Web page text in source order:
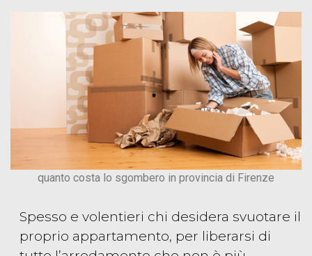
quanto costa lo sgombero in provincia di Firenze
Spesso e volentieri chi desidera svuotare il
proprio appartamento, per liberarsi di